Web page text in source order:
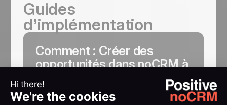
Guides
d’implémentation
Comment : Créer des
opportunités dans noCRM à
partir de Google Forms
En savoir plus